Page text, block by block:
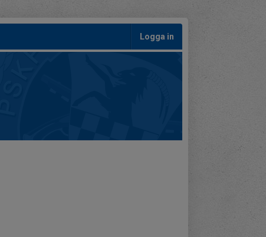
Logga in